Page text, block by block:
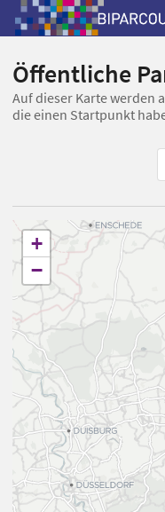
Öffentliche
Auf dieser Karte werden
die einen Startpunkt
+
−